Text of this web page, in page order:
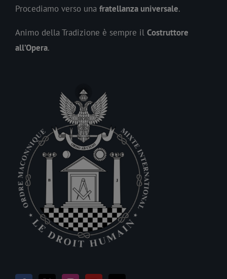
Procediamo verso una fratellanza universale.
Animo della Tradizione è sempre il Costruttore
all’Opera.